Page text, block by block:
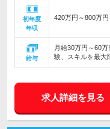
初年度
年収
420万円～800万円
給与
月給30万円～60
験、スキルを最大
求人詳細を見る